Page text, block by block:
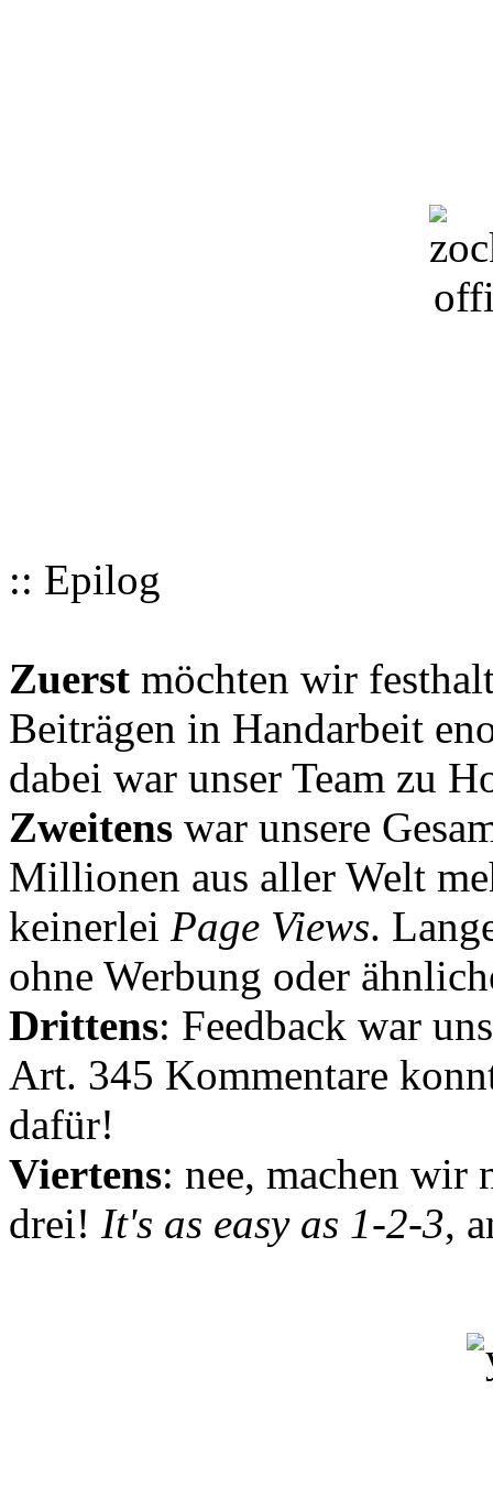
:: Epilog
Zuerst möchten wir
Beiträgen in Handarbeit
dabei war unser Team zu
Zweitens war unsere
Millionen aus aller Welt
keinerlei Page Views.
ohne Werbung oder
Drittens: Feedback war
Art. 345 Kommentare
dafür!
Viertens: nee, machen wir
drei! It's as easy as 1-2-3,